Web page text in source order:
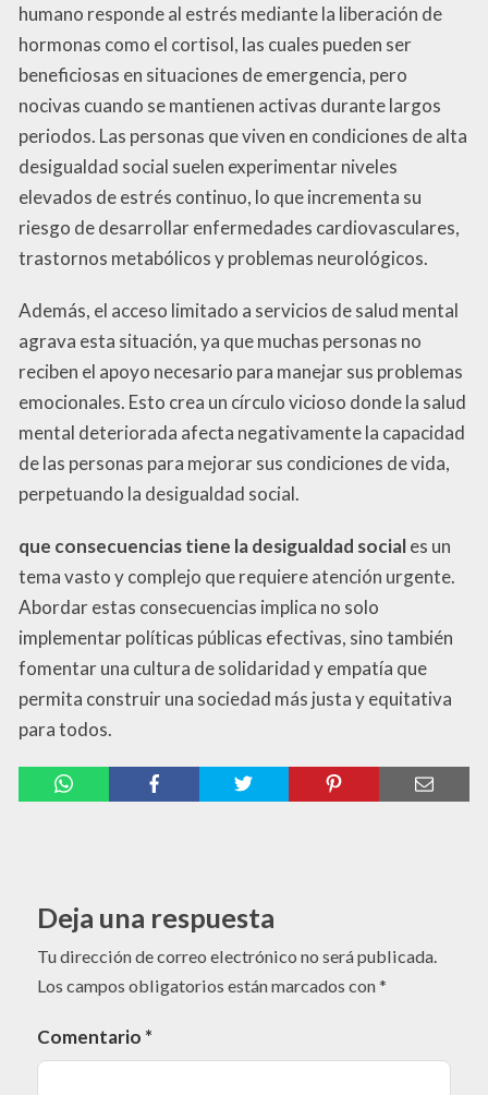
humano responde al estrés mediante la liberación de
hormonas como el cortisol, las cuales pueden ser
beneficiosas en situaciones de emergencia, pero
nocivas cuando se mantienen activas durante largos
periodos. Las personas que viven en condiciones de alta
desigualdad social suelen experimentar niveles
elevados de estrés continuo, lo que incrementa su
riesgo de desarrollar enfermedades cardiovasculares,
trastornos metabólicos y problemas neurológicos.
Además, el acceso limitado a servicios de salud mental
agrava esta situación, ya que muchas personas no
reciben el apoyo necesario para manejar sus problemas
emocionales. Esto crea un círculo vicioso donde la salud
mental deteriorada afecta negativamente la capacidad
de las personas para mejorar sus condiciones de vida,
perpetuando la desigualdad social.
que consecuencias tiene la desigualdad sociales un
tema vasto y complejo que requiere atención urgente.
Abordar estas consecuencias implica no solo
implementar políticas públicas efectivas, sino también
fomentar una cultura de solidaridad y empatía que
permita construir una sociedad más justa y equitativa
para todos.
Deja una respuesta
Tu dirección de correo electrónico no será publicada.
Los campos obligatorios están marcados con*
Comentario *